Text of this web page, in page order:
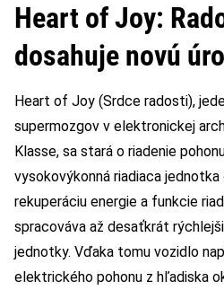
Heart of Joy:
dosahuje novú
Heart of Joy (Srdce radosti),
supermozgov v elektronickej
Klasse, sa stará o riadenie
vysokovýkonná riadiaca jednotka
rekuperáciu energie a funkcie
spracováva až desaťkrát
jednotky. Vďaka tomu vozidlo
elektrického pohonu z hľadiska